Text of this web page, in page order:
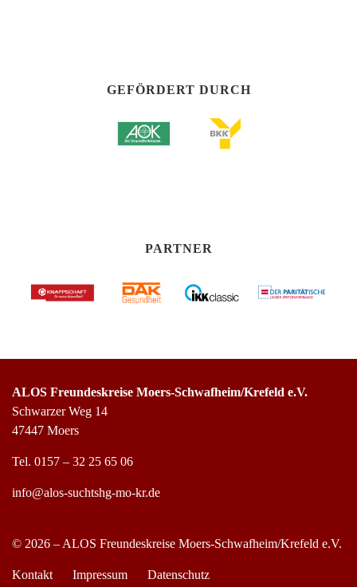
GEFÖRDERT DURCH
PARTNER
ALOS Freundeskreise Moers-Schwafheim/Krefeld e.V.
Schwarzer Weg 14
47447 Moers
Tel. 0157 – 32 25 65 06
info@alos-suchtshg-mo-kr.de
© 2026 – ALOS Freundeskreise Moers-Schwafheim/Krefeld e.V.
Kontakt Impressum Datenschutz